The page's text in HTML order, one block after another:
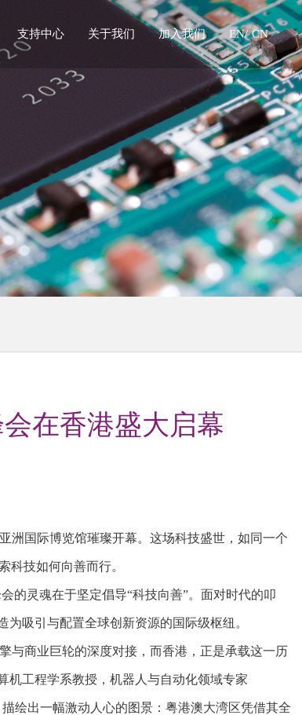
支持中心 关于我们 加入我们 EN/ CN
在香港盛大启幕
洲国际博览馆璀璨开幕。这场科技盛世，如同一个
科技如何向善而行。
的灵魂在于坚定倡导“科技向善”。面对时代的叩
吸引与配置全球创新资源的国际级枢纽。
与商业巨轮的深度对接，而香港，正是承载这一历
机工程学系教授，机器人与自动化领域专家
绘出一幅激动人心的图景：粤港澳大湾区凭借其全